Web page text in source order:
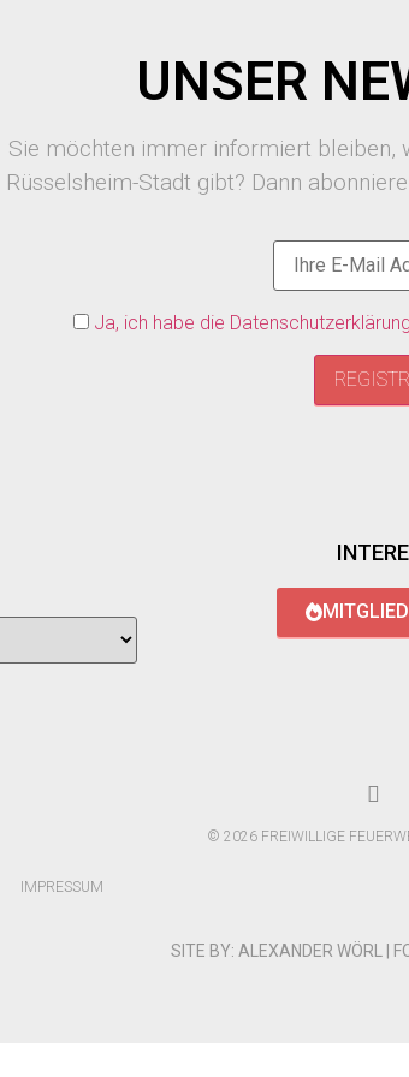
UNSER
Sie möchten immer informiert bleiben,
Rüsselsheim-Stadt gibt? Dann
Ja, ich habe die
© 2026 FREIWILLIGE
IMPRESSUM
SITE BY: ALEXANDER WÖRL |